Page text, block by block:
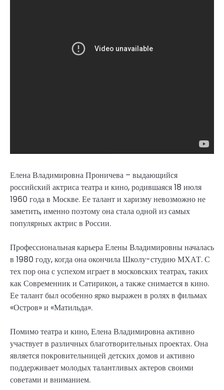
Елена Владимировна Проничева – выдающийся
российский актриса театра и кино, родившаяся 18 июля
1960 года в Москве. Ее талант и харизму невозможно не
заметить, именно поэтому она стала одной из самых
популярных актрис в России.
Профессиональная карьера Елены Владимировны началась
в 1980 году, когда она окончила Школу-студию МХАТ. С
тех пор она с успехом играет в московских театрах, таких
как Современник и Сатирикон, а также снимается в кино.
Ее талант был особенно ярко выражен в ролях в фильмах
«Остров» и «Матильда».
Помимо театра и кино, Елена Владимировна активно
участвует в различных благотворительных проектах. Она
является покровительницей детских домов и активно
поддерживает молодых талантливых актеров своими
советами и вниманием.